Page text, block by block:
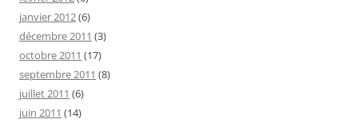
janvier 2012(6)
décembre 2011 (3)
octobre 2011 (17)
septembre 2011 (8)
juillet 2011 (6)
juin 2011 (14)